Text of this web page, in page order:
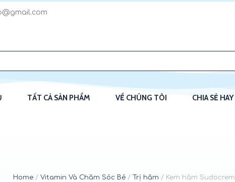
TẤT CẢ SẢN PHẨM VỀ CHÚNG TÔI CHIA SẺ HAY
Home/ Vitamin Và Chăm Sóc Bé/ Trị hăm / Kem hăm Sudocrem